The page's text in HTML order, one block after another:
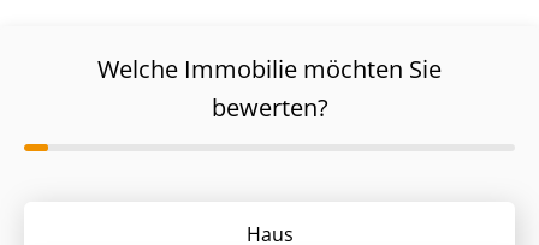
Welche Immobilie möchten Sie
bewerten?
Haus